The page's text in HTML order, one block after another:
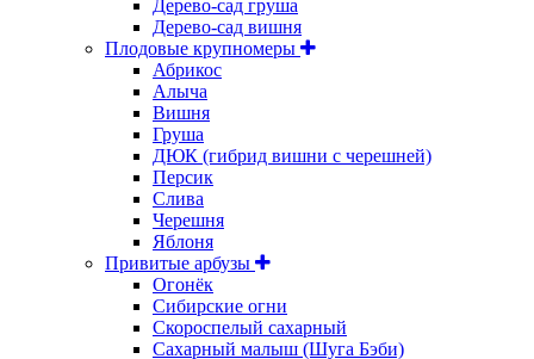
Дерево-сад груша
Дерево-сад вишня
Плодовые крупномеры
Абрикос
Алыча
Вишня
Груша
ДЮК (гибрид вишни с черешней)
Персик
Слива
Черешня
Яблоня
Привитые арбузы
Огонёк
Сибирские огни
Скороспелый сахарный
Сахарный малыш (Шуга Бэби)